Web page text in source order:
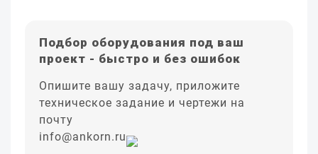
Подбор оборудования под ваш
проект - быстро и без ошибок
Опишите вашу задачу, приложите
техническое задание и чертежи на
почту
info@ankorn.ru